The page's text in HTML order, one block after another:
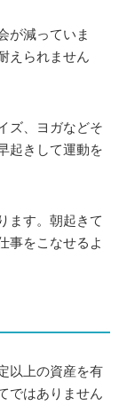
が減っていま
えられません
ズ、ヨガなどそ
起きして運動を
ます。朝起きて
事をこなせるよ
以上の資産を有
ではありません